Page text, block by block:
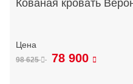
Кованая кровать
98 625 78 900